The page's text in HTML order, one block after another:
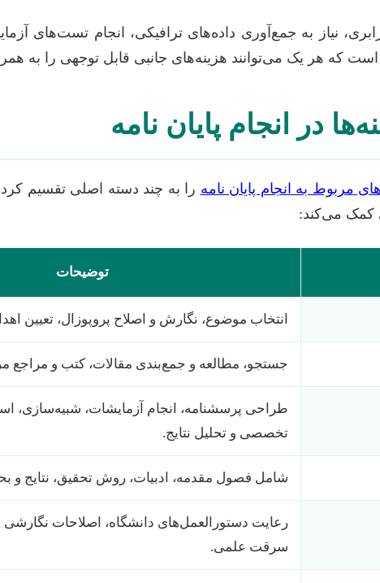
نیاز به جمع‌آوری داده‌های ترافیکی، انجام تست‌های
که هر یک می‌توانند هزینه‌های جانبی قابل توجهی را به
در انجام پایان نامه
مربوط به انجام پایان نامه را به چند دسته اصلی تقسیم
کمک می‌کند:
توضیحات
انتخاب موضوع، نگارش و اصلاح پروپوزال، تعیین
جستجو، مطالعه و جمع‌بندی مقالات، کتب و مراجع
طراحی پرسشنامه، انجام آزمایشات، شبیه‌سازی،
تخصصی و تحلیل نتایج.
شامل فصول مقدمه، ادبیات، روش تحقیق، نتایج و
رعایت دستورالعمل‌های دانشگاه، اصلاحات نگارشی
سرقت علمی.